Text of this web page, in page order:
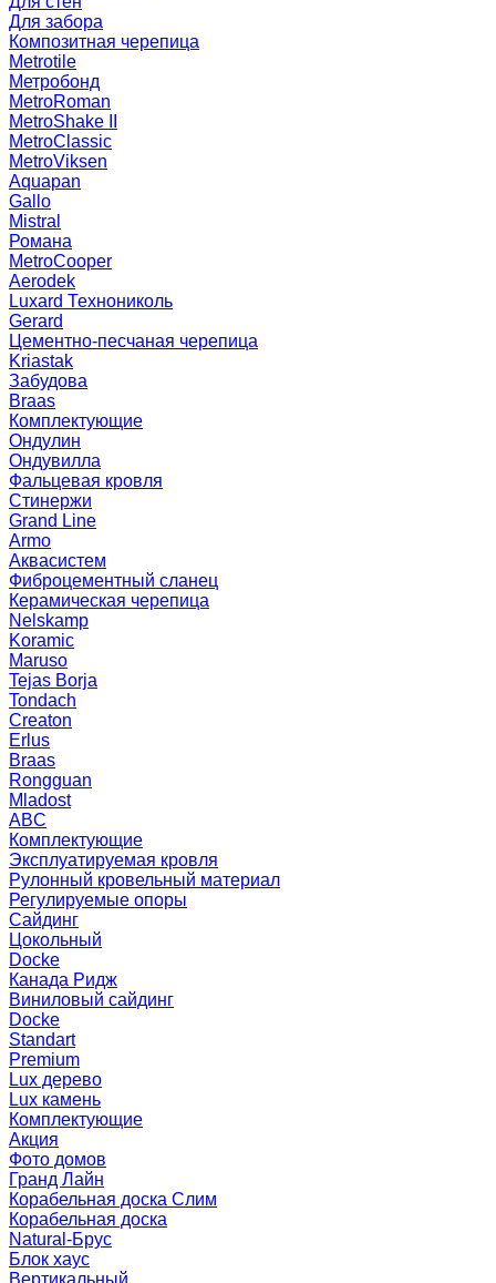
Для забора
Композитная черепица
Metrotile
Метробонд
MetroRoman
MetroShake II
MetroClassic
MetroViksen
Aquapan
Gallo
Mistral
Романа
MetroCooper
Aerodek
Luxard Технониколь
Gerard
Цементно-песчаная черепица
Kriastak
Забудова
Braas
Комплектующие
Ондулин
Ондувилла
Фальцевая кровля
Стинержи
Grand Line
Armo
Аквасистем
Фиброцементный сланец
Керамическая черепица
Nelskamp
Koramic
Maruso
Tejas Borja
Tondach
Creaton
Erlus
Braas
Rongguan
Mladost
ABC
Комплектующие
Эксплуатируемая кровля
Рулонный кровельный материал
Регулируемые опоры
Сайдинг
Цокольный
Docke
Канада Ридж
Виниловый сайдинг
Docke
Standart
Premium
Lux дерево
Lux камень
Комплектующие
Акция
Фото домов
Гранд Лайн
Корабельная доска Слим
Корабельная доска
Natural-Брус
Блок хаус
Вертикальный